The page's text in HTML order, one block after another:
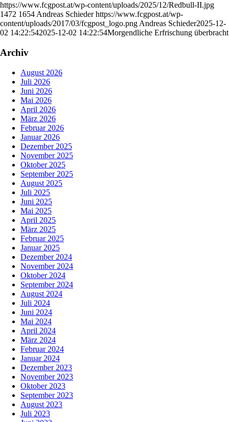
https://www.fcgpost.at/wp-content/uploads/2025/12/Redbull-II.jpg
1472 1654 Andreas Schieder https://www.fcgpost.at/wp-
content/uploads/2017/03/fcgpost_logo.png Andreas Schieder2025-12-
02 14:22:542025-12-02 14:22:54Morgendliche Erfrischung überbracht
Archiv
August 2026
Juli 2026
Juni 2026
Mai 2026
April 2026
März 2026
Februar 2026
Januar 2026
Dezember 2025
November 2025
Oktober 2025
September 2025
August 2025
Juli 2025
Juni 2025
Mai 2025
April 2025
März 2025
Februar 2025
Januar 2025
Dezember 2024
November 2024
Oktober 2024
September 2024
August 2024
Juli 2024
Juni 2024
Mai 2024
April 2024
März 2024
Februar 2024
Januar 2024
Dezember 2023
November 2023
Oktober 2023
September 2023
August 2023
Juli 2023